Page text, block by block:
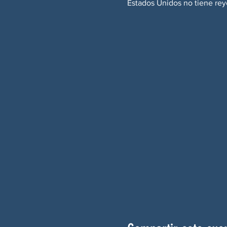
Estados Unidos no tiene